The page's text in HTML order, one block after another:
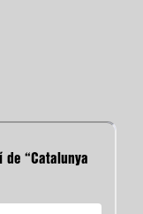
de “Catalunya